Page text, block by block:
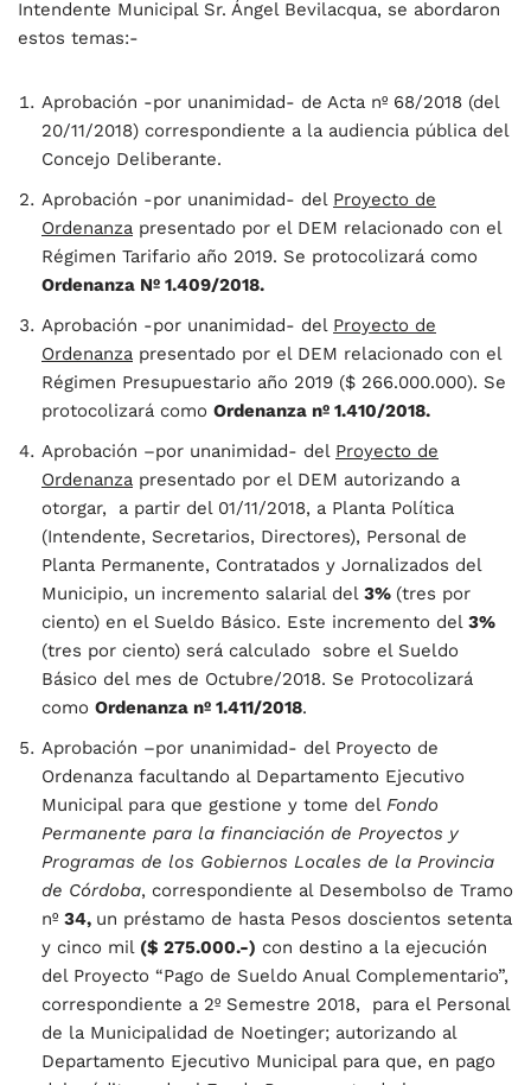
Intendente Municipal Sr. Ángel Bevilacqua, se abordaron
estos temas:-
Aprobación -por unanimidad- de Acta nº 68/2018 (del
20/11/2018) correspondiente a la audiencia pública del
Concejo Deliberante.
Aprobación -por unanimidad- del Proyecto de
Ordenanza presentado por el DEM relacionado con el
Régimen Tarifario año 2019. Se protocolizará como
Ordenanza Nº 1.409/2018.
Aprobación -por unanimidad- del Proyecto de
Ordenanza presentado por el DEM relacionado con el
Régimen Presupuestario año 2019 ($ 266.000.000). Se
protocolizará como Ordenanza nº 1.410/2018.
Aprobación –por unanimidad- del Proyecto de
Ordenanza presentado por el DEM autorizando a
otorgar, a partir del 01/11/2018, a Planta Política
(Intendente, Secretarios, Directores), Personal de
Planta Permanente, Contratados y Jornalizados del
Municipio, un incremento salarial del 3% (tres por
ciento) en el Sueldo Básico. Este incremento del 3%
(tres por ciento) será calculado sobre el Sueldo
Básico del mes de Octubre/2018. Se Protocolizará
como Ordenanza nº 1.411/2018.
Aprobación –por unanimidad- del Proyecto de
Ordenanza facultando al Departamento Ejecutivo
Municipal para que gestione y tome del Fondo
Permanente para la financiación de Proyectos y
Programas de los Gobiernos Locales de la Provincia
de Córdoba, correspondiente al Desembolso de Tramo
nº 34, un préstamo de hasta Pesos doscientos setenta
y cinco mil ($ 275.000.-) con destino a la ejecución
del Proyecto “Pago de Sueldo Anual Complementario”,
correspondiente a 2º Semestre 2018, para el Personal
de la Municipalidad de Noetinger; autorizando al
Departamento Ejecutivo Municipal para que, en pago